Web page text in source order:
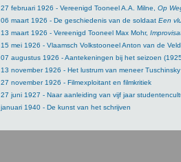
27 februari 1926 - Vereenigd Tooneel A.A. Milne, Op
06 maart 1926 - De geschiedenis van de soldaat Een
13 maart 1926 - Vereenigd Tooneel Max Mohr,
15 mei 1926 - Vlaamsch Volkstooneel Anton van de
07 augustus 1926 - Aantekeningen bij het seizoen
13 november 1926 - Het lustrum van meneer Tuschinsky
27 november 1926 - Filmexploitant en filmkritiek
27 juni 1927 - Naar aanleiding van vijf jaar
januari 1940 - De kunst van het schrijven